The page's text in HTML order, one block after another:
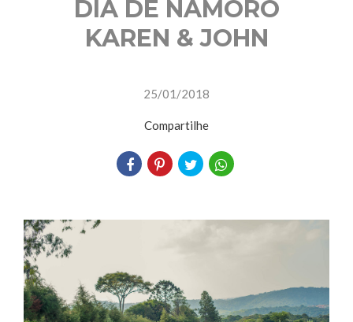
DIA DE NAMORO
KAREN & JOHN
25/01/2018
Compartilhe